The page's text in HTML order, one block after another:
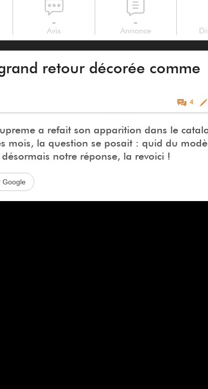
-
Avis
-
Annonce
retour décorée comme
4
a refait son apparition dans le
mois, la question se posait : quid du
notre réponse, la revoici !
Google